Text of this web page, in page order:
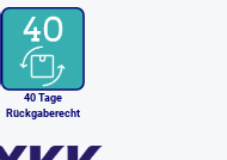
40 Tage
Rückgaberecht